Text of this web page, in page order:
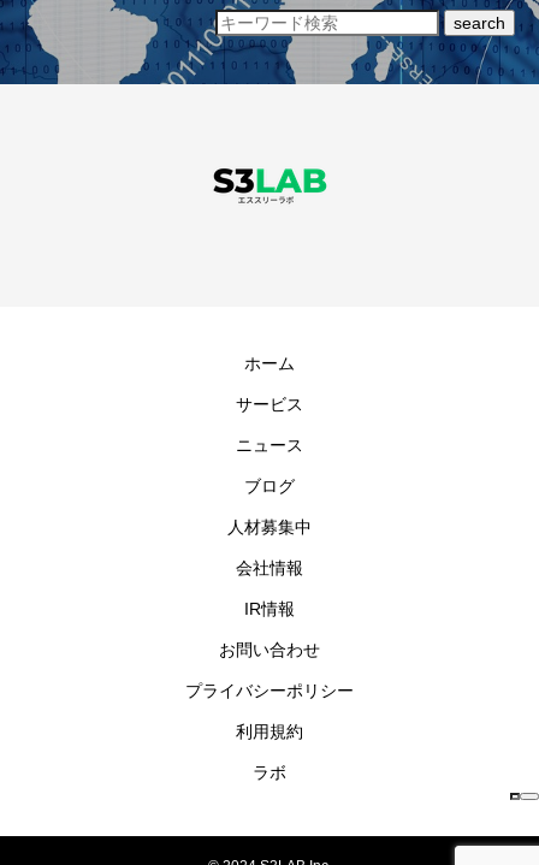
search
ホーム
サービス
ニュース
ブログ
人材募集中
会社情報
IR情報
お問い合わせ
プライバシーポリシー
利用規約
ラボ